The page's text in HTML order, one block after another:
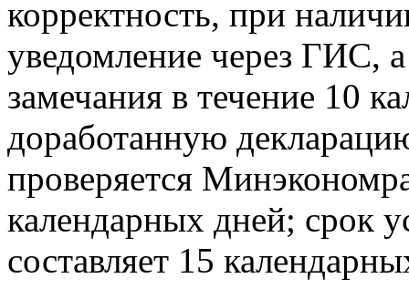
корректность, при
уведомление через ГИС,
замечания в течение 10
доработанную
проверяется
календарных дней; срок
составляет 15